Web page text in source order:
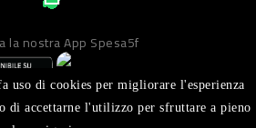
uso di cookies per migliorare l'esperienza
di accettarne l'utilizzo per sfruttare a pieno
la nostra App Spesa5f